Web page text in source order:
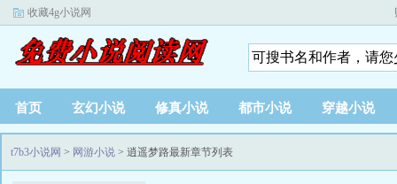
收藏4g小说网
首页 玄幻小说 修真小说 都市小说 穿越小说
t7b3小说网 > 网游小说 > 逍遥梦路最新章节列表